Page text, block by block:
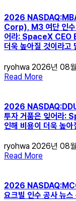
2026
Corp), M3 여단 인
어라: SpaceX CEO
더욱 높아질 것이라고
ryohwa 2026년 08
Read More
2026
투자 거품은 잊어라:
인해 비용이 더욱 높
ryohwa 2026년 08
Read More
2026
요크빌 인수 공사 뉴